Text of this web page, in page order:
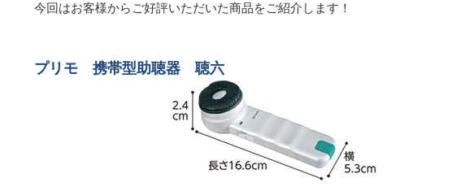
今回はお客様からご好評いただいた商品をご紹介します！
プリモ 携帯型助聴器 聴六